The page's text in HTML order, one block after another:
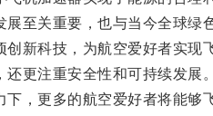
关重要，也与当今全球绿色
科技，为航空爱好者实现飞
更注重安全性和可持续发展。
更多的航空爱好者将能够飞